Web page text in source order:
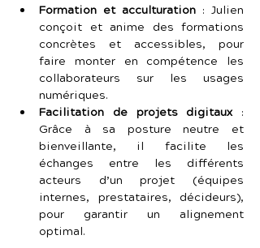
Formation et acculturation : Julien
conçoit et anime des formations
concrètes et accessibles, pour
faire monter en compétence les
collaborateurs sur les usages
numériques.
Facilitation de projets digitaux :
Grâce à sa posture neutre et
bienveillante, il facilite les
échanges entre les différents
acteurs d’un projet (équipes
internes, prestataires, décideurs),
pour garantir un alignement
optimal.